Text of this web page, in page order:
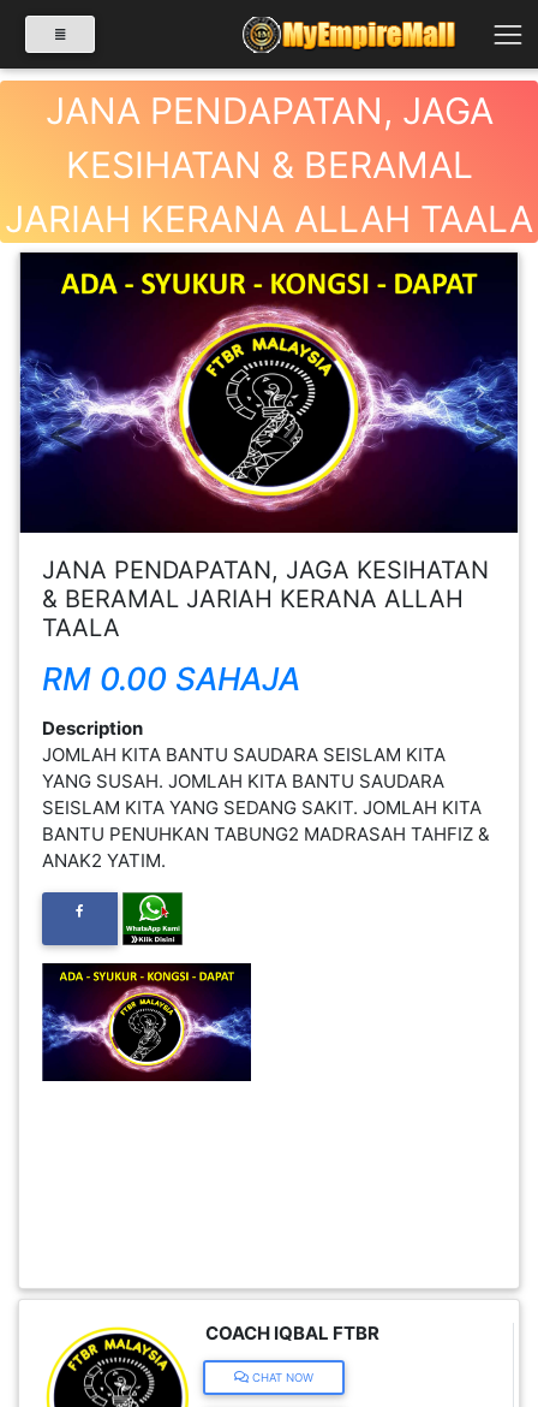
JANA PENDAPATAN, JAGA
KESIHATAN & BERAMAL
JARIAH KERANA ALLAH TAALA
Previous Next
JANA PENDAPATAN, JAGA KESIHATAN
& BERAMAL JARIAH KERANA ALLAH
TAALA
RM 0.00 SAHAJA
Description
JOMLAH KITA BANTU SAUDARA SEISLAM KITA
YANG SUSAH. JOMLAH KITA BANTU SAUDARA
SEISLAM KITA YANG SEDANG SAKIT. JOMLAH KITA
BANTU PENUHKAN TABUNG2 MADRASAH TAHFIZ &
ANAK2 YATIM.
COACH IQBAL FTBR
CHAT NOW
SELECT CATEGORY
PRODUK(0)
KESIHATAN(80)
FESYEN
WANITA(0)
KECANTIKAN(7)
FESYEN
LELAKI(0)
MINYAK
WANGI(8)
PENDIDIKAN(19)
DERMA
DAN
PEMBORONG(2)